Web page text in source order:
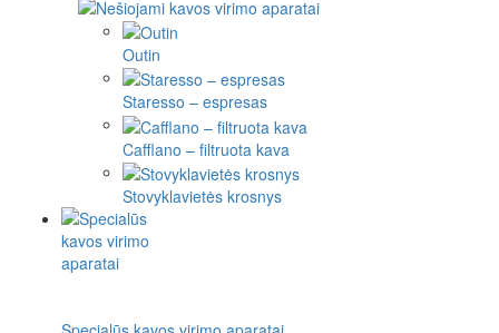
Outin
Staresso – espresas
Cafflano – filtruota kava
Stovyklavietės krosnys